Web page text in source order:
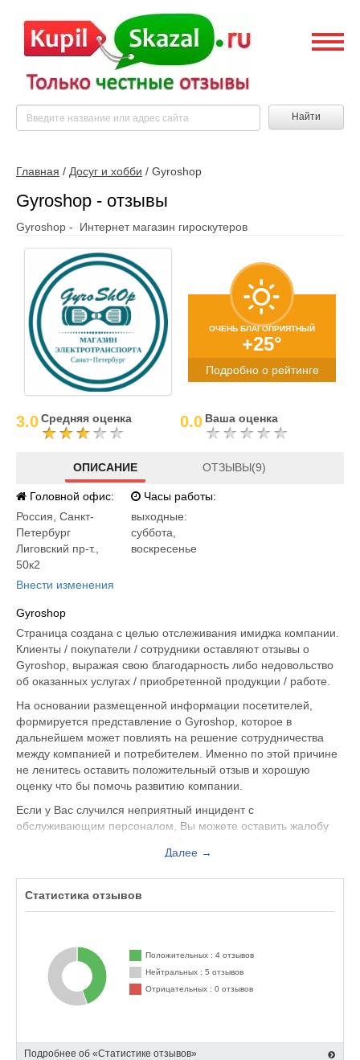
Найти
Главная / Досуг и хобби / Gyroshop
Gyroshop - отзывы
Gyroshop - Интернет магазин гироскутеров
ОЧЕНЬ БЛАГОПРИЯТНЫЙ
+25°
Подробно о рейтинге
3.0Средняя оценка 0.0 Ваша оценка
ОПИСАНИЕ ОТЗЫВЫ(9)
Головной офис:
Россия Санкт-
Петербург
Лиговский пр-т.,
50к2
Внести изменения
Часы работы:
выходные:
суббота,
воскресенье
Gyroshop
Страница создана с целью отслеживания имиджа компании.
Клиенты / покупатели / сотрудники оставляют отзывы о
Gyroshop, выражая свою благодарность либо недовольство
об оказанных услугах / приобретенной продукции / работе.
На основании размещенной информации посетителей,
формируется представление о Gyroshop, которое в
дальнейшем может повлиять на решение сотрудничества
между компанией и потребителем. Именно по этой причине
не ленитесь оставить положительный отзыв и хорошую
оценку что бы помочь развитию компании.
Если у Вас случился неприятный инцидент с
обслуживающим персоналом, Вы можете оставить жалобу
Представитель организации ответит на Ваш отзыв и примет
Gyroshop находится по адресу Санкт-Петербург Лиговский
пр-т., 50к2, вы можете поделиться впечатлением от
Далее →
Статистика отзывов
Положительных : 4 отзывов
Нейтральных : 5 отзывов
Отрицательных : 0 отзывов
Подробнее об «Статистике отзывов»